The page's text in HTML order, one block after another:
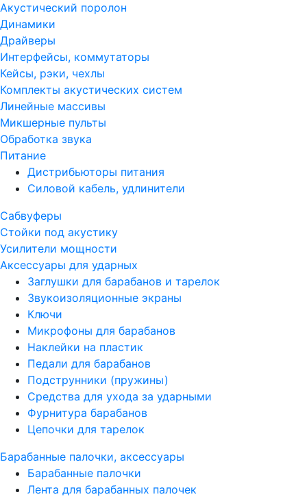
Акустический поролон
Динамики
Драйверы
Интерфейсы, коммутаторы
Кейсы, рэки, чехлы
Комплекты акустических систем
Линейные массивы
Микшерные пульты
Обработка звука
Питание
Дистрибьюторы питания
Силовой кабель, удлинители
Сабвуферы
Стойки под акустику
Усилители мощности
Аксессуары для ударных
Заглушки для барабанов и тарелок
Звукоизоляционные экраны
Ключи
Микрофоны для барабанов
Наклейки на пластик
Педали для барабанов
Подструнники (пружины)
Средства для ухода за ударными
Фурнитура барабанов
Цепочки для тарелок
Барабанные палочки, аксессуары
Барабанные палочки
Лента для барабанных палочек